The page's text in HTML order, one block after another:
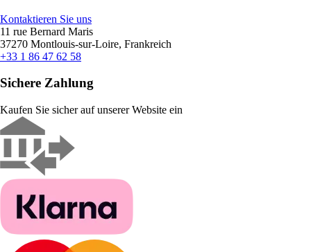
Kontaktieren Sie uns
11 rue Bernard Maris
37270 Montlouis-sur-Loire, Frankreich
+33 1 86 47 62 58
Sichere Zahlung
Kaufen Sie sicher auf unserer Website ein